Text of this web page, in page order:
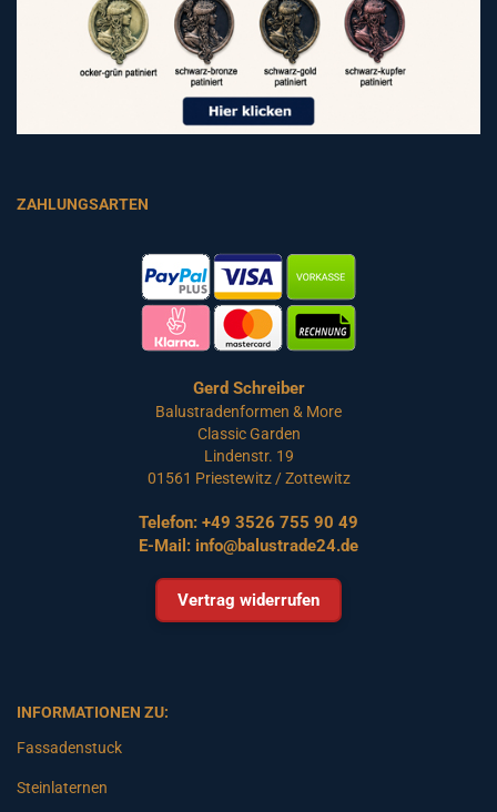
ZAHLUNGSARTEN
Gerd Schreiber
Balustradenformen & More
Classic Garden
Lindenstr. 19
01561 Priestewitz / Zottewitz
Telefon: +49 3526 755 90 49
E-Mail: info@balustrade24.de
Vertrag widerrufen
INFORMATIONEN ZU:
Fassadenstuck
Steinlaternen